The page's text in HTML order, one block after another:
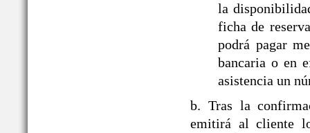
la
ficha de
podrá pagar
bancaria o en
asistencia un
b. Tras la
emitirá al cliente